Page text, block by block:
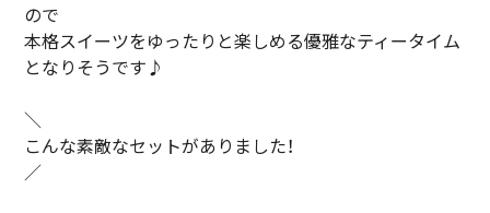
ので
本格スイーツをゆったりと楽しめる優雅なティータイム
となりそうです♪
＼
こんな素敵なセットがありました！
／